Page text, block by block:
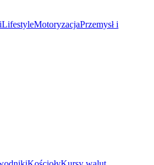
LifestyleMotoryzacjaPrzemysł i